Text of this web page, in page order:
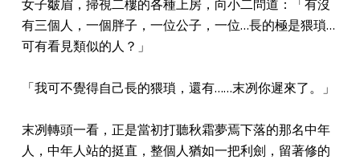
女子皺眉，掃視二樓的各種上房，向小二問道：「有沒
有三個人，一個胖子，一位公子，一位…長的極是猥瑣…
可有看見類似的人？」
「我可不覺得自己長的猥瑣，還有……末冽你遲來了。」
末冽轉頭一看，正是當初打聽秋霜夢焉下落的那名中年
人，中年人站的挺直，整個人猶如一把利劍，留著修的